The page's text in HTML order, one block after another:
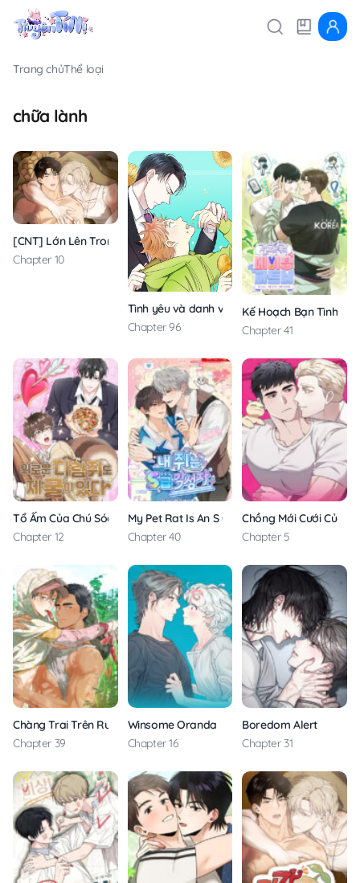
Trang chủThể loại
chữa lành
[CNT] Lớn Lên Trong Mạnh Khỏe
Chapter 10
Tình yêu và danh vọng
Chapter 96
Kế Hoạch Bạn Tình
Chapter 41
Tổ Ấm Của Chú Sóc Cô Đơn
Chapter 12
My Pet Rat Is An S Class Awakener
Chapter 40
Chồng Mới Cưới Của
Chapter 5
Chàng Trai Trên Ruộng Ớt
Chapter 39
Winsome Oranda
Chapter 16
Boredom Alert
Chapter 31